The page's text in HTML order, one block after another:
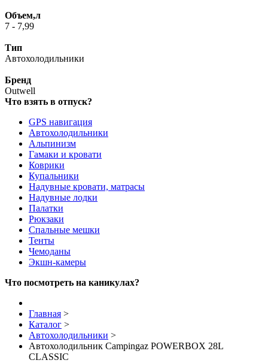
Объем,л
7 - 7,99
Тип
Автохолодильники
Бренд
Outwell
Что взять в отпуск?
GPS навигация
Автохолодильники
Альпинизм
Гамаки и кровати
Коврики
Купальники
Надувные кровати, матрасы
Надувные лодки
Палатки
Рюкзаки
Спальные мешки
Тенты
Чемоданы
Экшн-камеры
Что посмотреть на каникулах?
Главная >
Каталог >
Автохолодильники >
Автохолодильник Campingaz POWERBOX 28L
CLASSIC